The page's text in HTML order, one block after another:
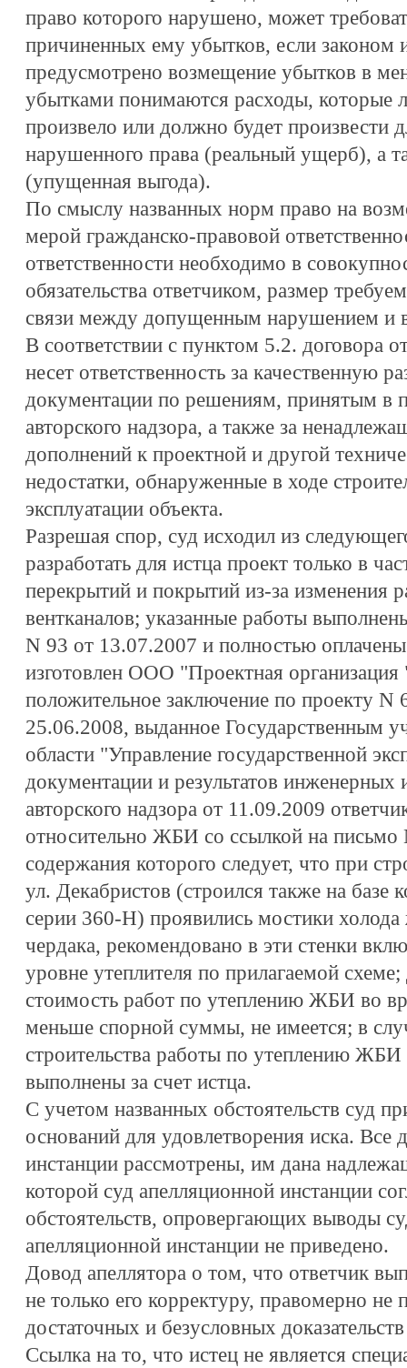
право которого нарушено, может
причиненных ему убытков, если законом
предусмотрено возмещение убытков в
убытками понимаются расходы, которые
произвело или должно будет произвести
нарушенного права (реальный ущерб), а
(упущенная выгода).
По смыслу названных норм право на
мерой гражданско-правовой
ответственности необходимо в
обязательства ответчиком, размер
связи между допущенным нарушением и
В соответствии с пунктом 5.2. договора
несет ответственность за качественную
документации по решениям, принятым в
авторского надзора, а также за
дополнений к проектной и другой
недостатки, обнаруженные в ходе
эксплуатации объекта.
Разрешая спор, суд исходил из
разработать для истца проект только в
перекрытий и покрытий из-за изменения
вентканалов; указанные работы
N 93 от 13.07.2007 и полностью
изготовлен ООО "Проектная организация
положительное заключение по проекту
25.06.2008, выданное Государственным
области "Управление государственной
документации и результатов
авторского надзора от 11.09.2009
относительно ЖБИ со ссылкой на письмо
содержания которого следует, что при
ул. Декабристов (строился также на базе
серии 360-Н) проявились мостики холода
чердака, рекомендовано в эти стенки
уровне утеплителя по прилагаемой схеме;
стоимость работ по утеплению ЖБИ во
меньше спорной суммы, не имеется; в
строительства работы по утеплению
выполнены за счет истца.
С учетом названных обстоятельств суд
оснований для удовлетворения иска. Все
инстанции рассмотрены, им дана
которой суд апелляционной инстанции
обстоятельств, опровергающих выводы
апелляционной инстанции не приведено.
Довод апеллятора о том, что ответчик
не только его корректуру, правомерно не
достаточных и безусловных
Ссылка на то, что истец не является